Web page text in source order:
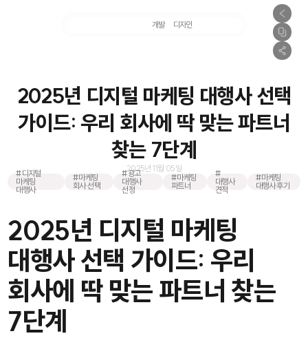
개발 디자인
2025년 디지털 마케팅 대행사 선택
가이드: 우리 회사에 딱 맞는 파트너
찾는 7단계
2025년 11월 05일
#디지털
마케팅
대행사
#마케팅
회사 선택
#광고
대행사
선정
#마케팅
파트너
#
대행사
견적
#마케팅
대행사 후기
2025년 디지털 마케팅
대행사 선택 가이드: 우리
회사에 딱 맞는 파트너 찾는
7단계